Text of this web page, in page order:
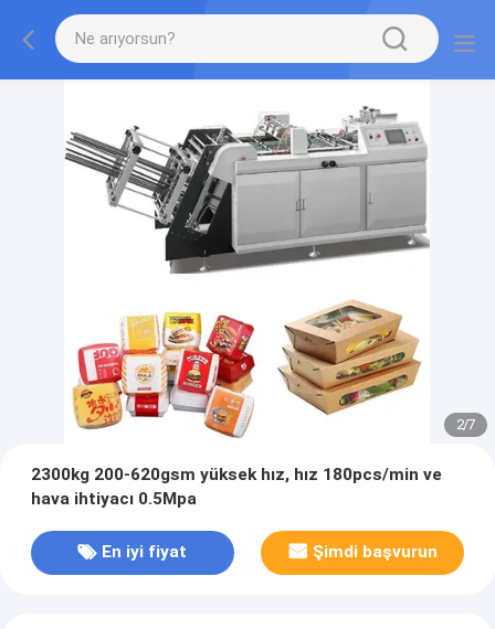
2/7
2300kg 200-620gsm yüksek hız, hız 180pcs/min ve
hava ihtiyacı 0.5Mpa
En iyi fiyat Şimdi başvurun